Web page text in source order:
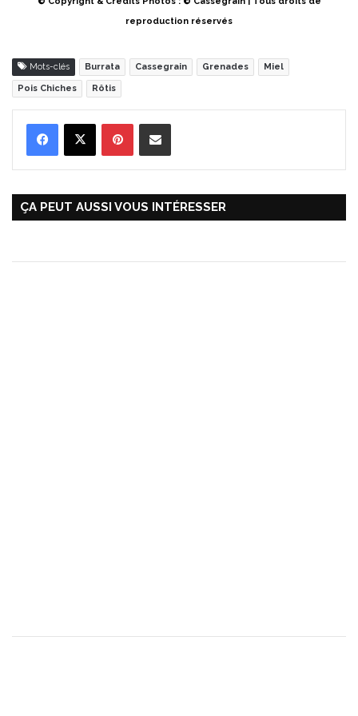
reproduction réservés
Mots-clés Burrata Cassegrain Grenades Miel
Pois Chiches Rôtis
ÇA PEUT AUSSI VOUS INTÉRESSER